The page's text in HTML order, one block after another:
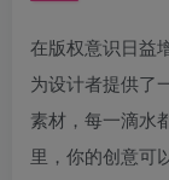
在版权意识日益
为设计者提供了
素材，每一滴水
里，你的创意可